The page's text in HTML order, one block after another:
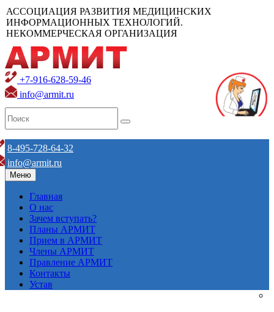
АССОЦИАЦИЯ РАЗВИТИЯ МЕДИЦИНСКИХ
ИНФОРМАЦИОННЫХ ТЕХНОЛОГИЙ.
НЕКОММЕРЧЕСКАЯ ОРГАНИЗАЦИЯ
+7-916-628-59-46
info@armit.ru
8-495-728-64-32
info@armit.ru
Меню
Главная
О нас
Зачем вступать?
Планы АРМИТ
Прием в АРМИТ
Члены АРМИТ
Правление АРМИТ
Контакты
Устав